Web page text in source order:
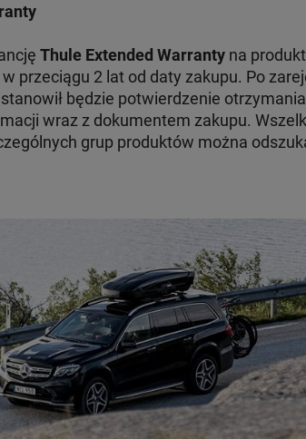
Thule Extended Warrantyna
w przeciągu 2 lat od daty zakupu. Po
będzie potwierdzenie
wraz z dokumentem zakupu.
grup produktów można